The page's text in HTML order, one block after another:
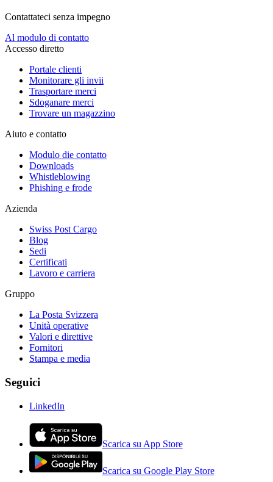
Contattateci senza impegno
Al modulo di contatto
Accesso diretto
Portale clienti
Monitorare gli invii
Trasportare merci
Sdoganare merci
Trovare un magazzino
Aiuto e contatto
Modulo die contatto
Downloads
Whistleblowing
Phishing e frode
Azienda
Swiss Post Cargo
Blog
Sedi
Certificati
Lavoro e carriera
Gruppo
La Posta Svizzera
Unità operative
Valori e direttive
Fornitori
Stampa e media
Seguici
LinkedIn
Scarica su App Store
Scarica su Google Play Store